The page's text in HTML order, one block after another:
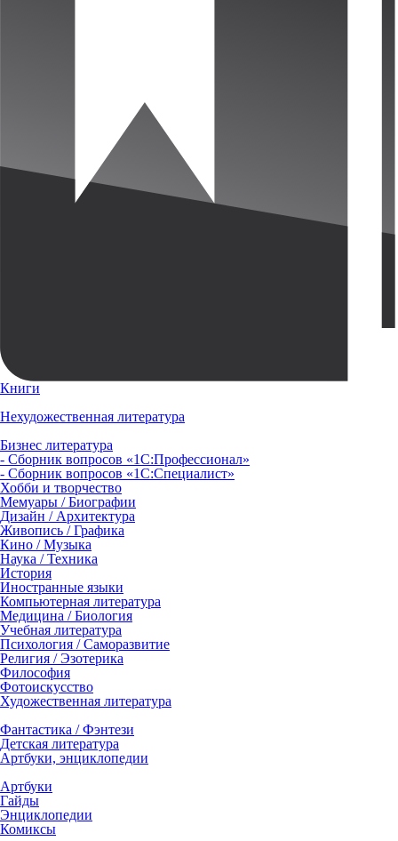
Книги
Нехудожественная литература
Бизнес литература
- Сборник вопросов «1С:Профессионал»
- Сборник вопросов «1С:Специалист»
Хобби и творчество
Мемуары / Биографии
Дизайн / Архитектура
Живопись / Графика
Кино / Музыка
Наука / Техника
История
Иностранные языки
Компьютерная литература
Медицина / Биология
Учебная литература
Психология / Саморазвитие
Религия / Эзотерика
Философия
Фотоискусство
Художественная литература
Фантастика / Фэнтези
Детская литература
Артбуки, энциклопедии
Артбуки
Гайды
Энциклопедии
Комиксы